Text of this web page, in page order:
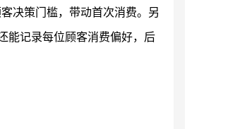
决策门槛，带动首次消费。另
能记录每位顾客消费偏好，后